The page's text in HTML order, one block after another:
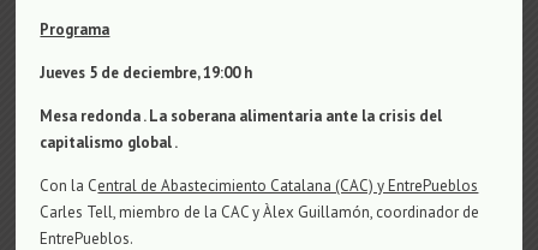
Programa
Jueves 5 de deciembre, 19:00 h
Mesa redonda . La soberana alimentaria ante la crisis del
capitalismo global .
Con la Central de Abastecimiento Catalana (CAC) y EntrePueblos
Carles Tell, miembro de la CAC y Àlex Guillamón, coordinador de
EntrePueblos.